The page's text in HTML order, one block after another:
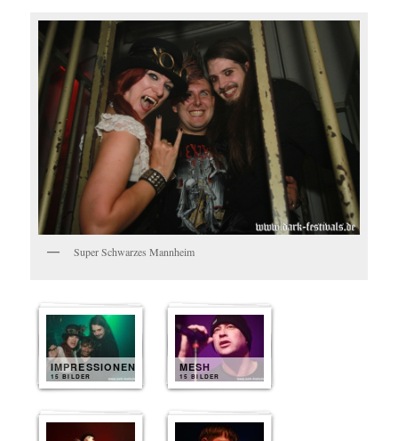
Super Schwarzes Mannheim
IMPRESSIONEN
15 BILDER
MESH
15 BILDER